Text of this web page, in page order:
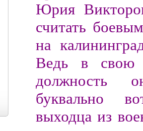
Юрия
считать
на
Ведь в свою
должность
буквально
выходца из